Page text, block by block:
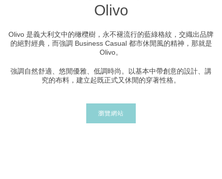
Olivo
Olivo 是義大利文中的橄欖樹，永不褪流行的藍綠格紋，交織出品牌
的絕對經典，而強調 Business Casual 都市休閒風的精神，那就是
Olivo。
強調自然舒適、悠閒優雅、低調時尚。以基本中帶創意的設計、講
究的布料，建立起既正式又休閒的穿著性格。
瀏覽網站